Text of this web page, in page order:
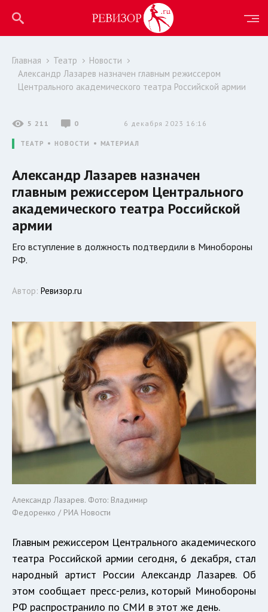
Главная Театр
Новости
Александр Лазарев назначен главным режиссером
Центрального академического театра Российской армии
5 211 0 6 декабря 2023 16:16
ТЕАТР НОВОСТИ МАТЕРИАЛ
Александр Лазарев назначен
главным режиссером Центрального
академического театра Российской
армии
Его вступление в должность подтвердили в Минобороны
РФ.
Автор: Ревизор.ru
Александр Лазарев. Фото: Владимир
Федоренко / РИА Новости
Главным режиссером Центрального академического
театра Российской армии сегодня, 6 декабря, стал
народный артист России Александр Лазарев. Об
этом сообщает пресс-релиз, который Минобороны
РФ распространило по СМИ в этот же день.